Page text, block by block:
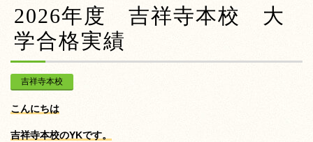
2026年度 吉祥寺本校 大
学合格実績
吉祥寺本校
こんにちは
吉祥寺本校のYKです。